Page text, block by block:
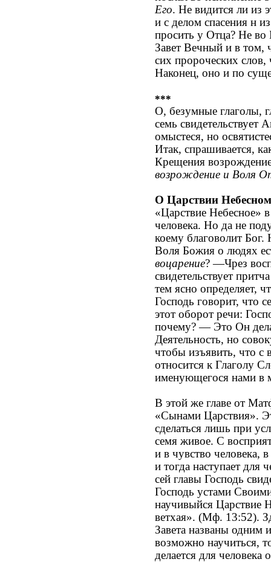
Его. Не видится ли из
и с делом спасения н
просить у Отца? Не во
Завет Вечный и в том,
сих пророческих
Наконец, оно и по
***
О, безумные глаголы,
семь
омыстеся, но
Итак, спрашивается,
Крещения
возрождение и Воля
О Царствии Небесном
«Царствие Небесное»
человека. Но да не
коему благоволит
Воля Божия о людях
воцарение? —Чрез
свидетельствует
тем ясно определяет,
Господь говорит, что
этот оборот речи:
почему? — Это Он
Деятельность, но
чтобы изъявить, что с
относится к Глаголу
именующегося нами
В этой же главе от
«Сынами Царствия».
сделаться лишь при
семя живое. С
и в чувство человека,
и тогда наступает для
сей главы Господь
Господь устами
научивыйся Царствие
ветхая». (Mф. 13:52).
Завета названы
возможно научиться,
делается для